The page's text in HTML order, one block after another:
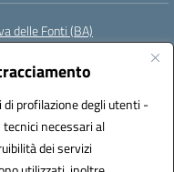
profilazione degli utenti -
necessari al
dei servizi
delle Fonti (BA)
(IPA): icddagio